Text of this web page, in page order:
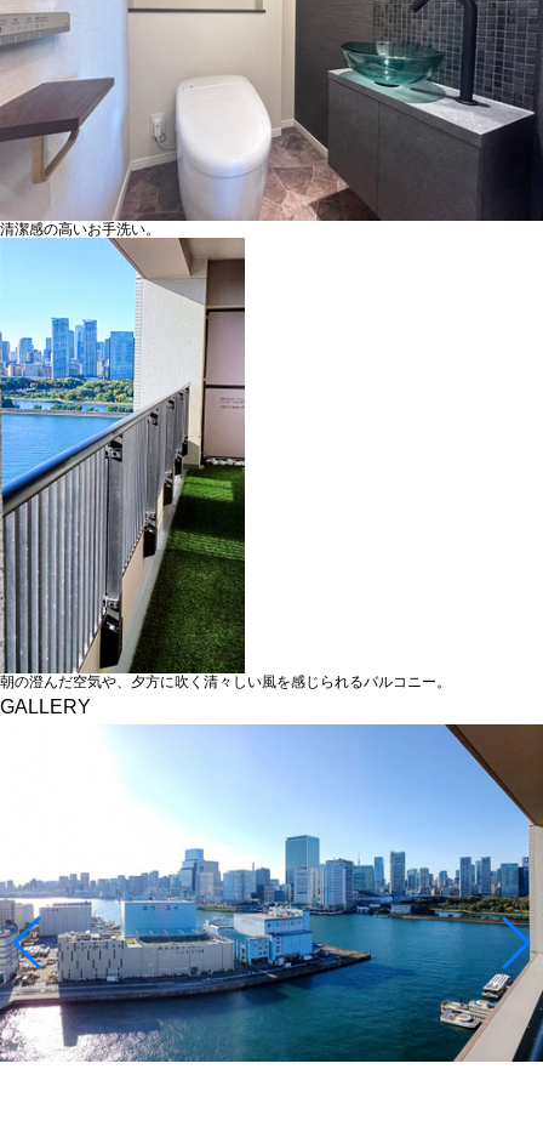
清潔感の高いお手洗い。
朝の澄んだ空気や、夕方に吹く清々しい風を感じられるバルコニー。
GALLERY